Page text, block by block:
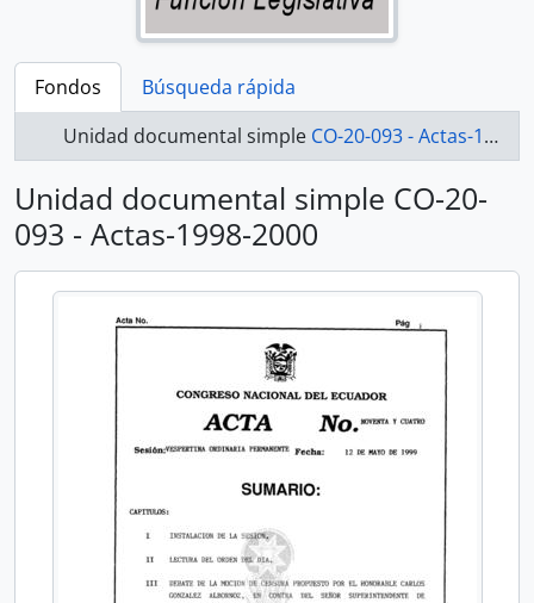
Fondos
Búsqueda rápida
Unidad documental simple CO-20-093 - Actas-1998-2000
Unidad documental simple CO-20-
093 - Actas-1998-2000